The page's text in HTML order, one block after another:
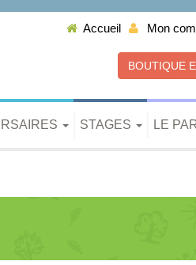
Accueil Mon
BOUTIQUE
STAGES LE